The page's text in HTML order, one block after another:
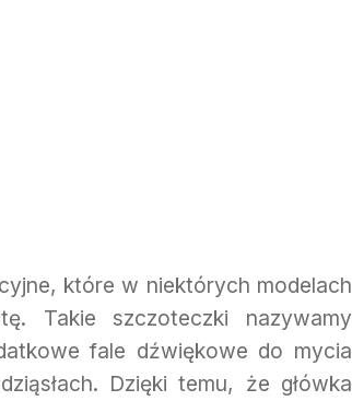
które w niektórych modelach
Takie szczoteczki nazywamy
fale dźwiękowe do mycia
Dzięki temu, że główka